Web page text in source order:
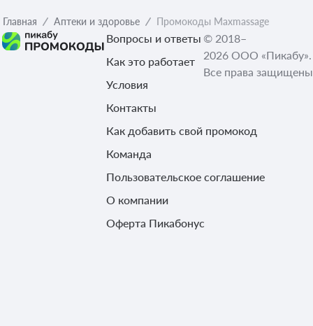
Главная Аптеки и здоровье Промокоды Maxmassage
Вопросы и ответы
Как это работает
Условия
Контакты
Как добавить свой промокод
Команда
Пользовательское соглашение
О компании
Оферта Пикабонус
© 2018–
2026 ООО «Пикабу».
Все права защищены